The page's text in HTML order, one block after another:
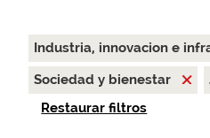
Industria, innovacion e
Sociedad y bienestar
Restaurar filtros